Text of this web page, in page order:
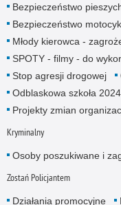
Bezpieczeństwo
Bezpieczeństwo
Młody kierowca -
SPOTY - filmy - do
Stop agresji drogowej
Odblaskowa szkoła 2024
Projekty zmian
Kryminalny
Osoby poszukiwane i
Zostań Policjantem
Działania promocyjne